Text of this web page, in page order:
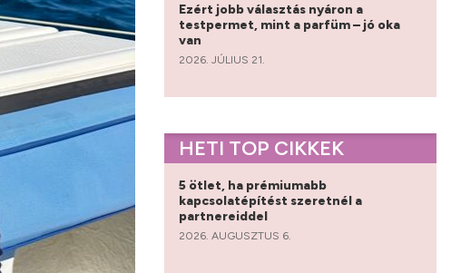
Ezért jobb választás nyáron a
testpermet, mint a parfüm – jó oka
van
2026. JÚLIUS 21.
HETI TOP CIKKEK
5 ötlet, ha prémiumabb
kapcsolatépítést szeretnél a
partnereiddel
2026. AUGUSZTUS 6.